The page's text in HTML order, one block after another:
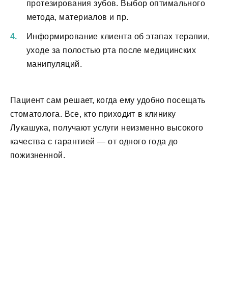
протезирования зубов. Выбор оптимального
метода, материалов и пр.
Информирование клиента об этапах терапии,
уходе за полостью рта после медицинских
манипуляций.
Пациент сам решает, когда ему удобно посещать
стоматолога. Все, кто приходит в клинику
Лукашука, получают услуги неизменно высокого
качества с гарантией — от одного года до
пожизненной.